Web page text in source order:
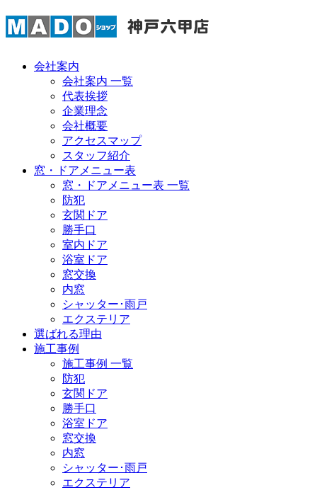
会社案内
会社案内 一覧
代表挨拶
企業理念
会社概要
アクセスマップ
スタッフ紹介
窓・ドアメニュー表
窓・ドアメニュー表 一覧
防犯
玄関ドア
勝手口
室内ドア
浴室ドア
窓交換
内窓
シャッター･雨戸
エクステリア
選ばれる理由
施工事例
施工事例 一覧
防犯
玄関ドア
勝手口
浴室ドア
窓交換
内窓
シャッター･雨戸
エクステリア